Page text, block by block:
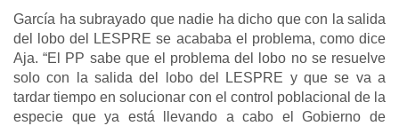
García ha subrayado que nadie ha dicho que con la salida
del lobo del LESPRE se acababa el problema, como dice
Aja. “El PP sabe que el problema del lobo no se resuelve
solo con la salida del lobo del LESPRE y que se va a
tardar tiempo en solucionar con el control poblacional de la
especie que ya está llevando a cabo el Gobierno de